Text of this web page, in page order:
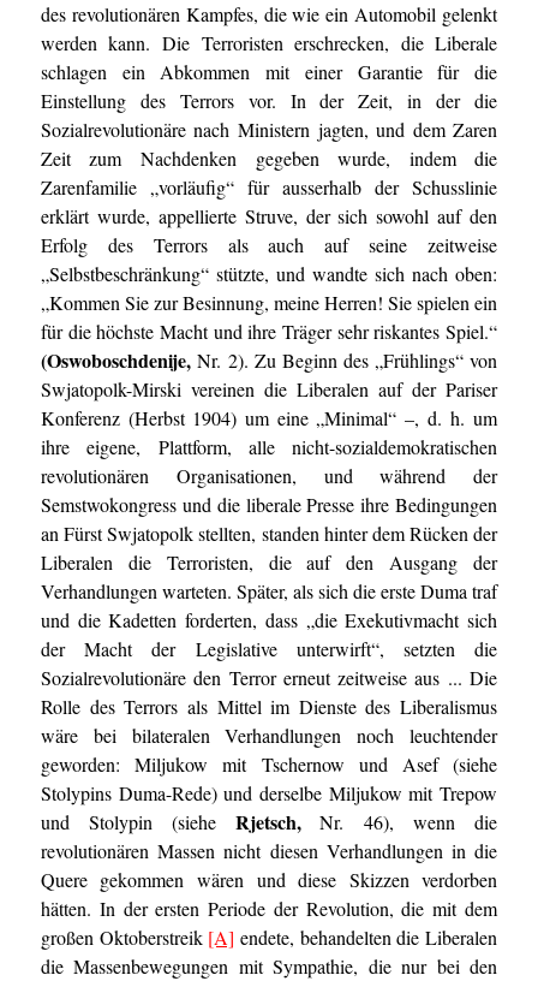
des revolutionären Kampfes, die wie ein Automobil gelenkt
werden kann. Die Terroristen erschrecken, die Liberale
schlagen ein Abkommen mit einer Garantie für die
Einstellung des Terrors vor. In der Zeit, in der die
Sozialrevolutionäre nach Ministern jagten, und dem Zaren
Zeit zum Nachdenken gegeben wurde, indem die
Zarenfamilie „vorläufig“ für ausserhalb der Schusslinie
erklärt wurde, appellierte Struve, der sich sowohl auf den
Erfolg des Terrors als auch auf seine zeitweise
„Selbstbeschränkung“ stützte, und wandte sich nach oben:
„Kommen Sie zur Besinnung, meine Herren! Sie spielen ein
für die höchste Macht und ihre Träger sehr riskantes Spiel.“
(Oswoboschdenije,Nr. 2). Zu Beginn des „Frühlings“ von
Swjatopolk-Mirski vereinen die Liberalen auf der Pariser
Konferenz (Herbst 1904) um eine „Minimal“ –, d. h. um
ihre eigene, Plattform, alle nicht-sozialdemokratischen
revolutionären Organisationen, und während der
Semstwokongress und die liberale Presse ihre Bedingungen
an Fürst Swjatopolk stellten, standen hinter dem Rücken der
Liberalen die Terroristen, die auf den Ausgang der
Verhandlungen warteten. Später, als sich die erste Duma traf
und die Kadetten forderten, dass „die Exekutivmacht sich
der Macht der Legislative unterwirft“, setzten die
Sozialrevolutionäre den Terror erneut zeitweise aus ... Die
Rolle des Terrors als Mittel im Dienste des Liberalismus
wäre bei bilateralen Verhandlungen noch leuchtender
geworden: Miljukow mit Tschernow und Asef (siehe
Stolypins Duma-Rede) und derselbe Miljukow mit Trepow
und Stolypin (siehe Rjetsch,Nr. 46), wenn die
revolutionären Massen nicht diesen Verhandlungen in die
Quere gekommen wären und diese Skizzen verdorben
hätten. In der ersten Periode der Revolution, die mit dem
großen Oktoberstreik [A] endete, behandelten die Liberalen
die Massenbewegungen mit Sympathie, die nur bei den